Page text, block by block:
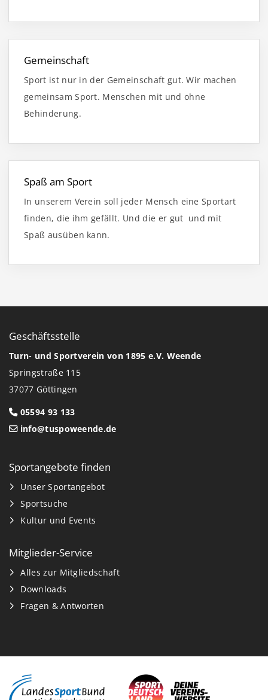
Gemeinschaft
Sport ist nur in der Gemeinschaft gut. Wir machen
gemeinsam Sport. Menschen mit und ohne
Behinderung.
Spaß am Sport
In unserem Verein soll jeder Mensch eine Sportart
finden, die ihm gefällt. Und die er gut und mit
Spaß ausüben kann.
Geschäftsstelle
Turn- und Sportverein von 1895 e.V. Weende
Springstraße 115
37077 Göttingen
05594 93 133
info@tuspoweende.de
Sportangebote finden
Unser Sportangebot
Sportsuche
Kultur und Events
Mitglieder-Service
Alles zur Mitgliedschaft
Downloads
Fragen & Antworten